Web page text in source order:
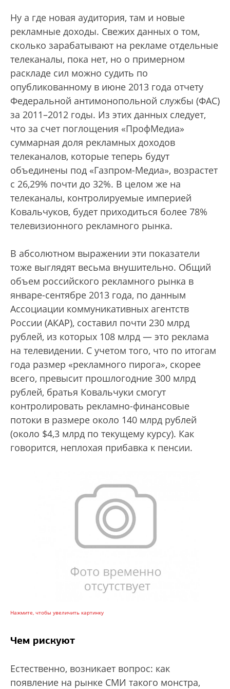
Ну а где новая аудитория, там и новые
рекламные доходы. Свежих данных о том,
сколько зарабатывают на рекламе отдельные
телеканалы, пока нет, но о примерном
раскладе сил можно судить по
опубликованному в июне 2013 года отчету
Федеральной антимонопольной службы (ФАС)
за 2011–2012 годы. Из этих данных следует,
что за счет поглощения «ПрофМедиа»
суммарная доля рекламных доходов
телеканалов, которые теперь будут
объединены под «Газпром-Медиа», возрастет
с 26,29% почти до 32%. В целом же на
телеканалы, контролируемые империей
Ковальчуков, будет приходиться более 78%
телевизионного рекламного рынка.
В абсолютном выражении эти показатели
тоже выглядят весьма внушительно. Общий
объем российского рекламного рынка в
январе-сентябре 2013 года, по данным
Ассоциации коммуникативных агентств
России (АКАР), составил почти 230 млрд
рублей, из которых 108 млрд — это реклама
на телевидении. С учетом того, что по итогам
года размер «рекламного пирога», скорее
всего, превысит прошлогодние 300 млрд
рублей, братья Ковальчуки смогут
контролировать рекламно-финансовые
потоки в размере около 140 млрд рублей
(около $4,3 млрд по текущему курсу). Как
говорится, неплохая прибавка к пенсии.
Нажмите, чтобы увеличить картинку
Чем рискуют
Естественно, возникает вопрос: как
появление на рынке СМИ такого монстра,